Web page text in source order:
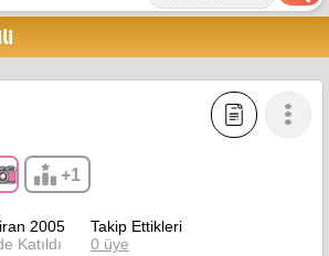
+1
2005
Katıldı
Takip Ettikleri
0 üye